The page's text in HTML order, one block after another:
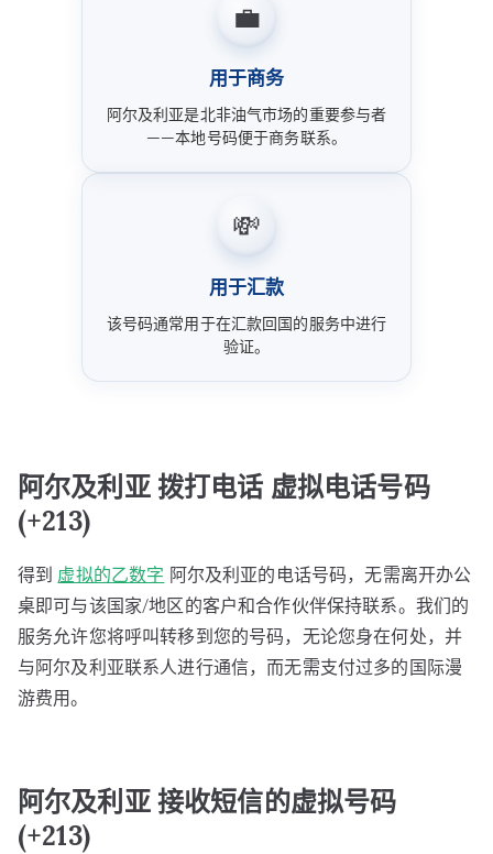
💼
用于商务
阿尔及利亚是北非油气市场的重要参与者
——本地号码便于商务联系。
💸
用于汇款
该号码通常用于在汇款回国的服务中进行
验证。
阿尔及利亚 拨打电话 虚拟电话号码
(+213)
得到 虚拟的乙数字 阿尔及利亚的电话号码，无需离开办公
桌即可与该国家/地区的客户和合作伙伴保持联系。我们的
服务允许您将呼叫转移到您的号码，无论您身在何处，并
与阿尔及利亚联系人进行通信，而无需支付过多的国际漫
游费用。
阿尔及利亚 接收短信的虚拟号码
(+213)